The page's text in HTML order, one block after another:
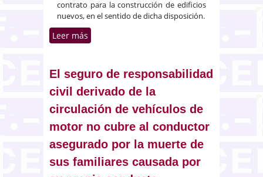
contrato para la construcción de edificios
nuevos, en el sentido de dicha disposición.
Leer más
su construcción
El seguro de responsabilidad
civil derivado de la
circulación de vehículos de
motor no cubre al conductor
asegurado por la muerte de
sus familiares causada por